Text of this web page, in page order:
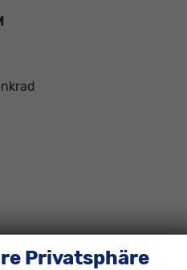
Privatsphäre